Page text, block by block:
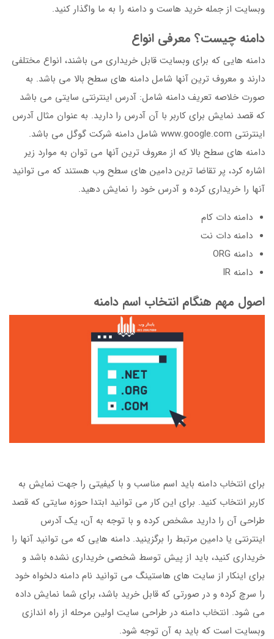
وبسایت از جمله خرید هاست و دامنه را به ما واگذار کنید.
دامنه چیست؟ معرفی انواع
دامنه هایی که برای وبسایت قابل خریداری می باشند، انواع مختلفی
دارند و معروف ترین آنها شامل دامنه های سطح بالا می باشد. به
صورت خلاصه تعریف دامنه شامل: آدرس اینترنتی سایتی می باشد
که قصد نمایش برای کاربر با آن آدرس را دارید. به عنوان مثال آدرس
اینترنتی www.google.com شامل دامنه شرکت گوگل می باشد.
دامنه های سطح بالا که از معروف ترین آنها می توان به موارد زیر
اشاره کرد، پر تقاضا ترین دامین های سطح وب هستند که می توانید
آنها را خریداری کرده و آدرس خود را نمایش دهید.
دامنه دات کام
دامنه دات نت
دامنه ORG
دامنه IR
اصول مهم هنگام انتخاب اسم دامنه
برای انتخاب دامنه باید اسم مناسب و با کیفیتی را جهت نمایش به
کاربر انتخاب کنید. برای این کار می توانید ابتدا حوزه سایتی که قصد
طراحی آن را دارید مشخص کرده و با توجه به آن، یک آدرس
اینترنتی یا دامین مرتبط را برگزینید. دامنه هایی که می توانید آنها را
خریداری کنید، باید از پیش توسط شخصی خریداری نشده باشد و
برای اینکار از سایت های هاستینگ می توانید نام دامنه دلخواه خود
را سرچ کرده و در صورتی که قابل خرید باشد، برای شما نمایش داده
می شود. انتخاب دامنه در طراحی سایت اولین مرحله از راه اندازی
وبسایت است که باید به آن توجه شود.